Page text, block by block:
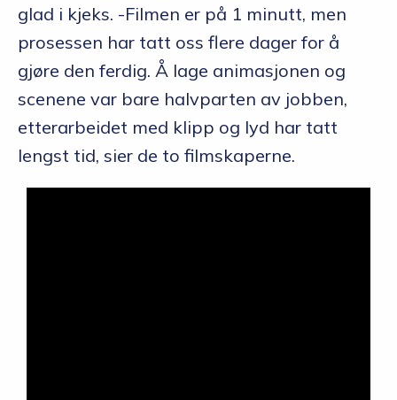
glad i kjeks. -Filmen er på 1 minutt, men
prosessen har tatt oss flere dager for å
gjøre den ferdig. Å lage animasjonen og
scenene var bare halvparten av jobben,
etterarbeidet med klipp og lyd har tatt
lengst tid, sier de to filmskaperne.